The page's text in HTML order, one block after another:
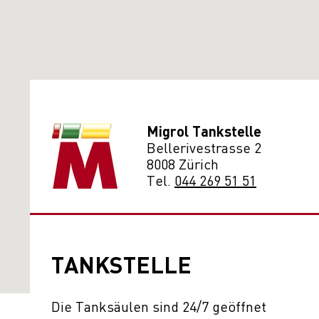
Migrol Tankstelle
Bellerivestrasse 2
8008 Zürich
Tel. 044 269 51 51
TANKSTELLE
Die Tanksäulen sind 24/7 geöffnet